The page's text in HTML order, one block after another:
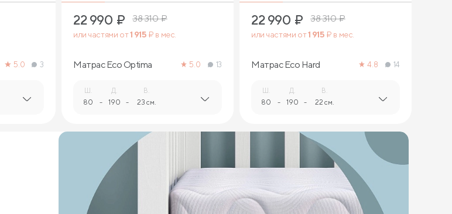
5.0 3
22 990 ₽ 38 310₽
или частями от1 915 ₽ в мес.
Матрас Eco Optima 5.0 13
80 -
Д.
190 -
В.
23 см.
22 990 ₽ 38 310₽
или частями от1 915 ₽ в мес.
Матрас Eco Hard 4.8 14
80 -
Д.
190 -
В.
22 см.